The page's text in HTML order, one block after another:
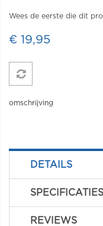
Wees de eerste die dit
€ 19,95
omschrijving
DETAILS
SPECIFICATIES
REVIEWS